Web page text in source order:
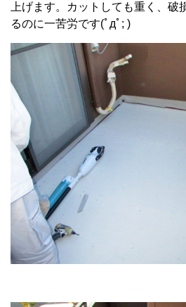
上げます。カットしても重く、破
るのに一苦労です(ﾟдﾟ ; )